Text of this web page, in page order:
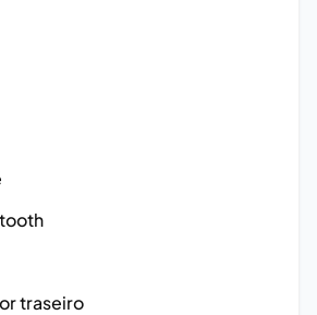
traseiro